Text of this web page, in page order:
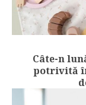
Câte-n
potrivită